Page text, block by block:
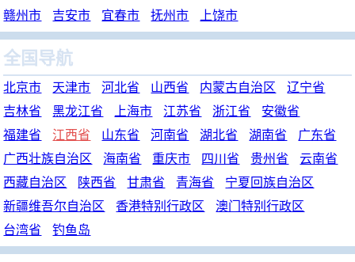
赣州市
吉安市 宜春市 抚州市 上饶市
全国导航
北京市 天津市 河北省 山西省 内蒙古自治区
辽宁省
吉林省
黑龙江省 上海市 江苏省 浙江省
安徽省
福建省
江西省 山东省 河南省 湖北省 湖南省
广东省
广西壮族自治区
海南省 重庆市 四川省 贵州省
云南省
西藏自治区
陕西省 甘肃省 青海省
宁夏回族自治区
新疆维吾尔自治区
香港特别行政区
澳门特别行政区
台湾省
钓鱼岛